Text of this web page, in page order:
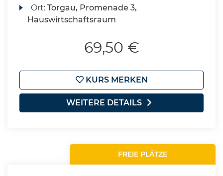
Ort:Torgau, Promenade 3,
Hauswirtschaftsraum
69,50 €
KURS MERKEN
WEITERE DETAILS
FREIE PLÄTZE